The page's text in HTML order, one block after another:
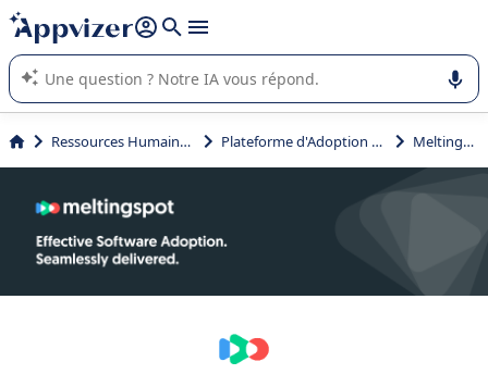
répondre (plusieurs lignes avec
L'IA de Appvizer vous guide dans l'utilisation ou la sélection de
logiciel SaaS en entreprise.
Ressources Humaines (RH) Plateforme d'Adoption Digitale MeltingSpot